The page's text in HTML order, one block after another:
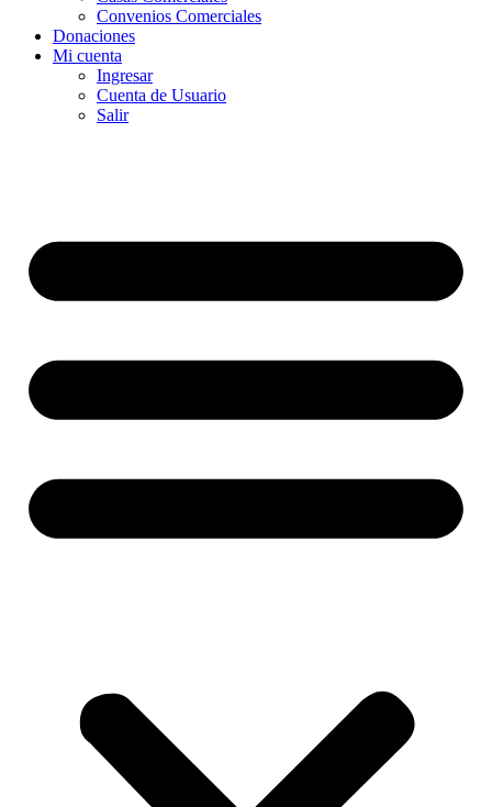
Convenios Comerciales
Donaciones
Mi cuenta
Ingresar
Cuenta de Usuario
Salir